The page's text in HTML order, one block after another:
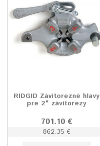
RIDGID Závitorezné hlavy
pre 2" závitorezy
701.10 €
862.35 €